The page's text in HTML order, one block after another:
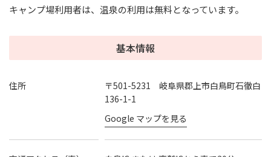
キャンプ場利用者は、温泉の利用は無料となっています。
基本情報
住所
〒501-5231 岐阜県郡上市白鳥町石徹白
136-1-1
Google マップを見る